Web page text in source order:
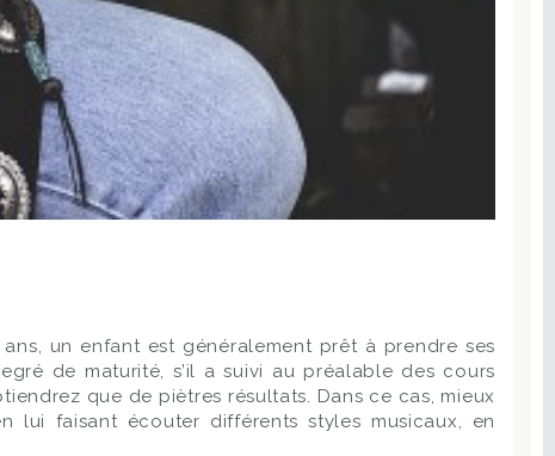
un enfant est généralement prêt à prendre ses
de maturité, s’il a suivi au préalable des cours
que de piètres résultats. Dans ce cas, mieux
lui faisant écouter différents styles musicaux, en